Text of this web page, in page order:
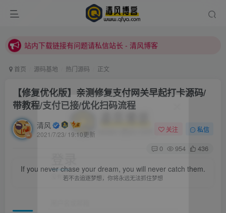
站内下载链接有问题请私信站长 - 清风博客
站内下载链接有问题请私信站长 - 清风博客
首页 源码基地 热门源码 正文
【修复优化版】亲测修复支付网关早起打卡源码/
带教程/支付已接/优化扫码流程
清风
2021/7/23/ 19:10更新
关注 私信
0 954 436
If you never chase your dream, you will never catch them.
若不去追逐梦想，你将永远无法抓住梦想
没有账号？立即注册